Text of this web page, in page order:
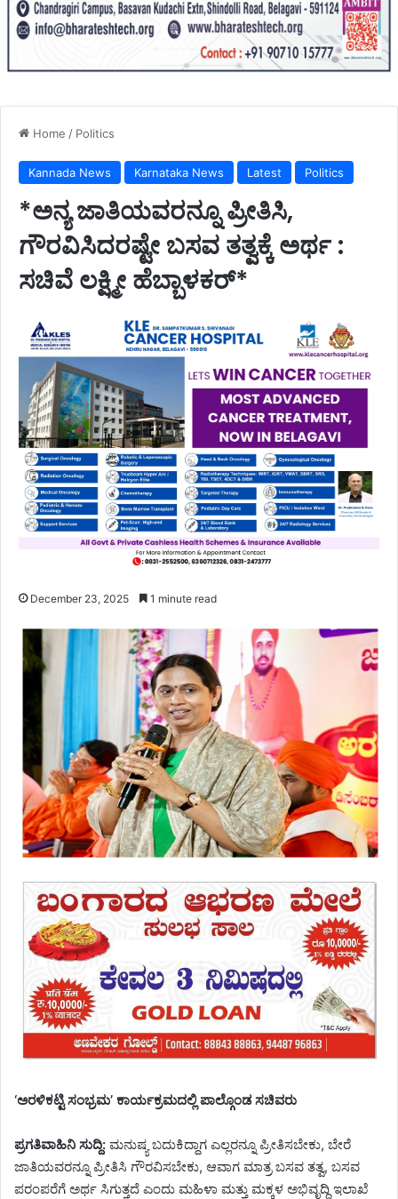
Home / Politics
Kannada News Karnataka News Latest Politics
*ಅನ್ಯ ಜಾತಿಯವರನ್ನೂ ಪ್ರೀತಿಸಿ,
ಗೌರವಿಸಿದರಷ್ಟೇ ಬಸವ ತತ್ವಕ್ಕೆ ಅರ್ಥ :
ಸಚಿವೆ ಲಕ್ಷ್ಮೀ ಹೆಬ್ಬಾಳಕರ್‌*
December 23, 2025 1 minute read
‘ಅರಳಿಕಟ್ಟಿ ಸಂಭ್ರಮ’ ಕಾರ್ಯಕ್ರಮದಲ್ಲಿ ಪಾಲ್ಗೊಂಡ ಸಚಿವರು
ಪ್ರಗತಿವಾಹಿನಿ ಸುದ್ದಿ: ಮನುಷ್ಯ ಬದುಕಿದ್ದಾಗ ಎಲ್ಲರನ್ನೂ ಪ್ರೀತಿಸಬೇಕು, ಬೇರೆ
ಜಾತಿಯವರನ್ನೂ ಪ್ರೀತಿಸಿ ಗೌರವಿಸಬೇಕು, ಆವಾಗ ಮಾತ್ರ ಬಸವ ತತ್ವ, ಬಸವ
ಪರಂಪರೆಗೆ ಅರ್ಥ ಸಿಗುತ್ತದೆ ಎಂದು ಮಹಿಳಾ ಮತ್ತು ಮಕ್ಕಳ ಅಭಿವೃದ್ಧಿ ಇಲಾಖೆ